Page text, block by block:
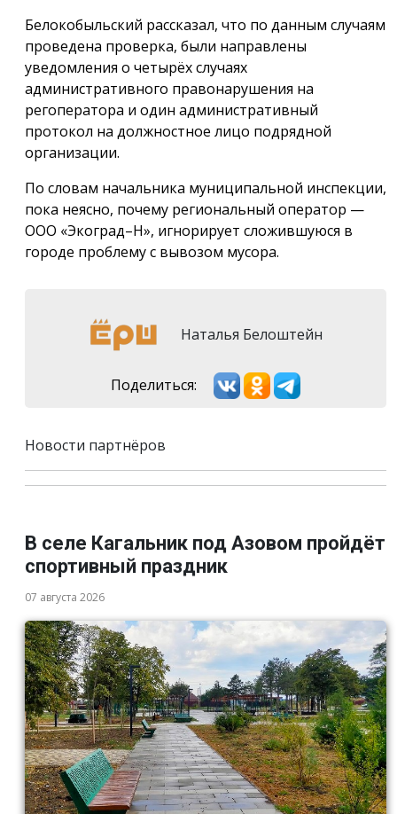
Белокобыльский рассказал, что по данным случаям
проведена проверка, были направлены
уведомления о четырёх случаях
административного правонарушения на
регоператора и один административный
протокол на должностное лицо подрядной
организации.
По словам начальника муниципальной инспекции,
пока неясно, почему региональный оператор —
ООО «Экоград–Н», игнорирует сложившуюся в
городе проблему с вывозом мусора.
Наталья Белоштейн
Поделиться:
Новости партнёров
В селе Кагальник под Азовом пройдёт
спортивный праздник
07 августа 2026